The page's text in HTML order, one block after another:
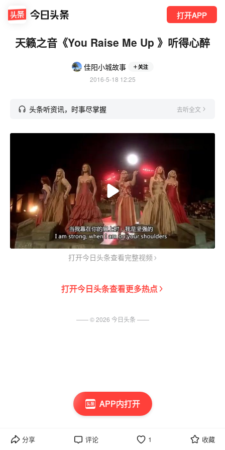
打开APP
APP内打开
天籁之音《You Raise Me Up 》听得心醉
佳阳小城故事 关注
2016-5-18 12:25
头条听资讯，时事尽掌握 去听全文
打开今日头条查看完整视频
打开今日头条查看更多热点
分享 评论 1 收藏
—— ©2026 今日头条 ——